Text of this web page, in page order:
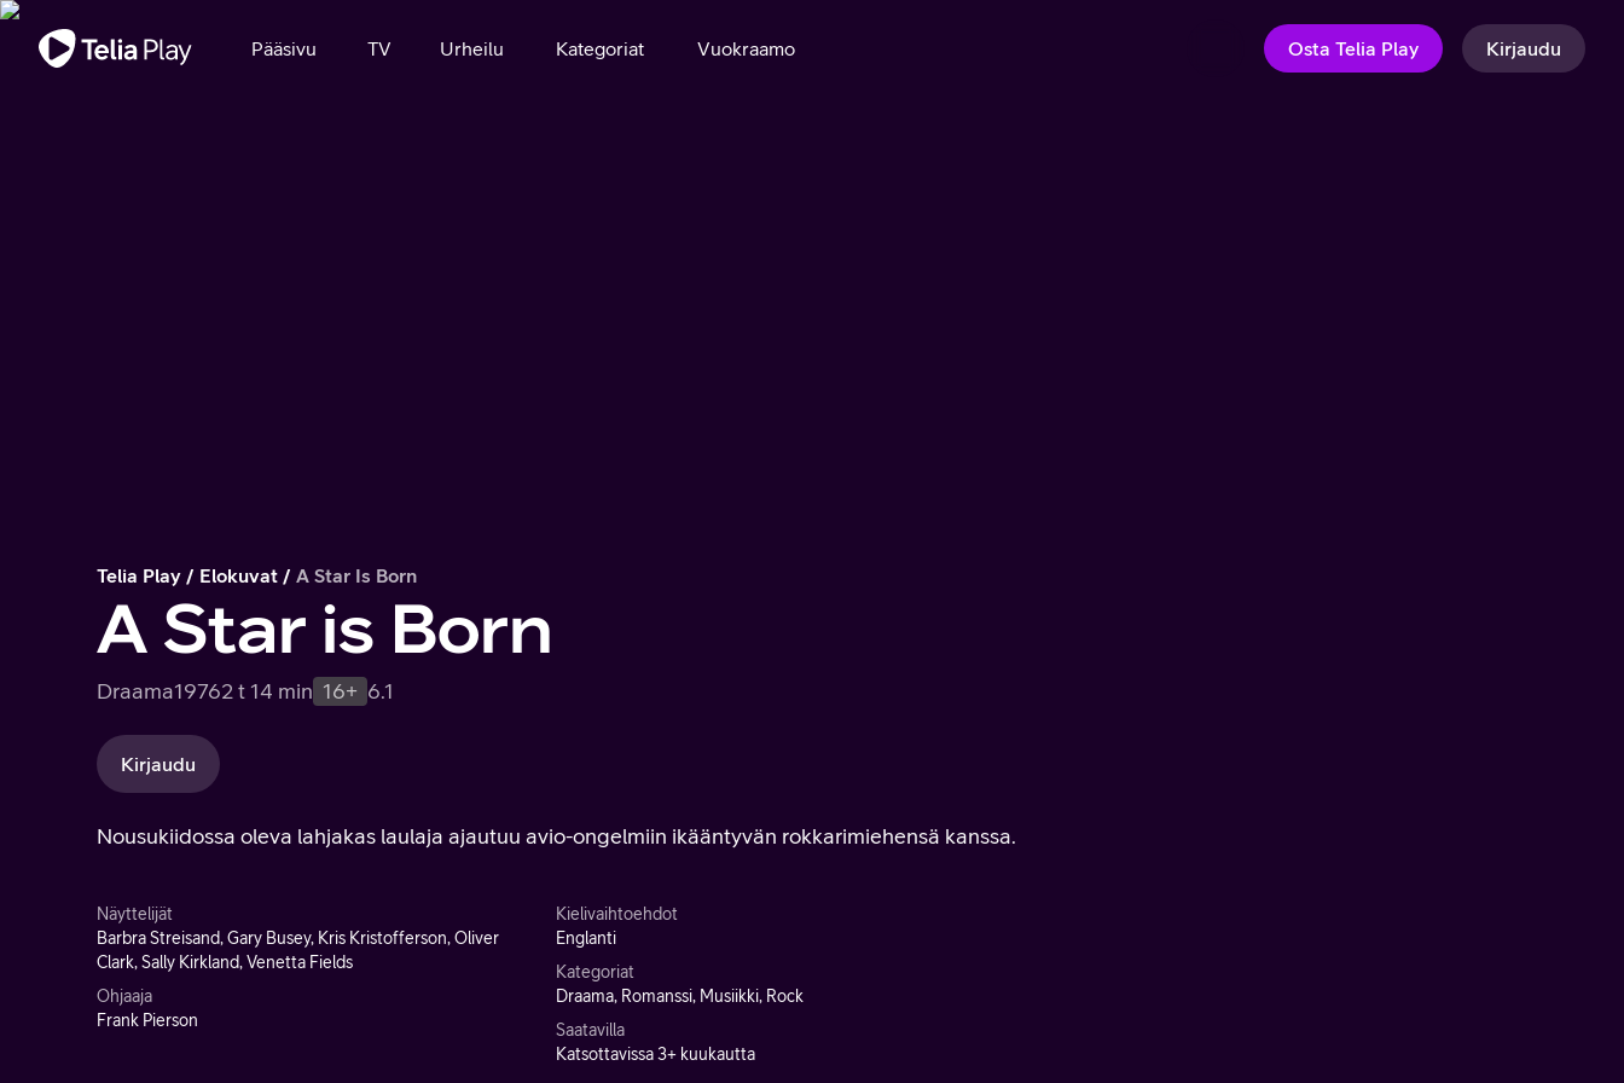
Tärkeä viesti
Pääsivu TV Urheilu Kategoriat Vuokraamo Osta Telia Play Kirjaudu
Telia Play Elokuvat A Star Is Born
A Star is Born
Draama19762 t 14 min 16+ 6.1
Kirjaudu
Nousukiidossa oleva lahjakas laulaja ajautuu avio-ongelmiin ikääntyvän rokkarimiehensä kanssa.
Näyttelijät
Barbra Streisand, Gary Busey, Kris Kristofferson, Oliver
Clark, Sally Kirkland, Venetta Fields
Ohjaaja
Frank Pierson
Kielivaihtoehdot
Englanti
Kategoriat
Draama, Romanssi, Musiikki, Rock
Saatavilla
Katsottavissa 3+ kuukautta